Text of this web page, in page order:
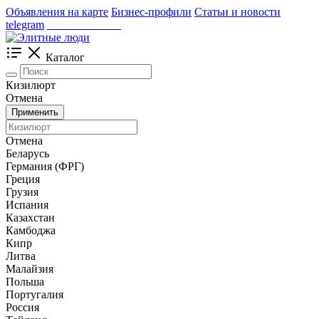
Объявления на карте Бизнес-профили Статьи и новости
telegram
Каталог
Кизилюрт
Отмена
Применить
Отмена
Беларусь
Германия (ФРГ)
Греция
Грузия
Испания
Казахстан
Камбоджа
Кипр
Литва
Малайзия
Польша
Португалия
Россия